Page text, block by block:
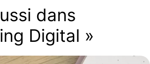
dans
Digital »